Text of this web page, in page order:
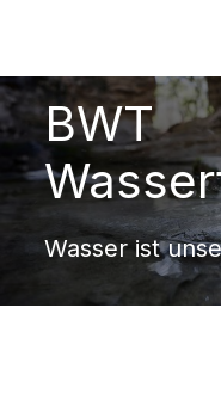
BWT
Wasser ist